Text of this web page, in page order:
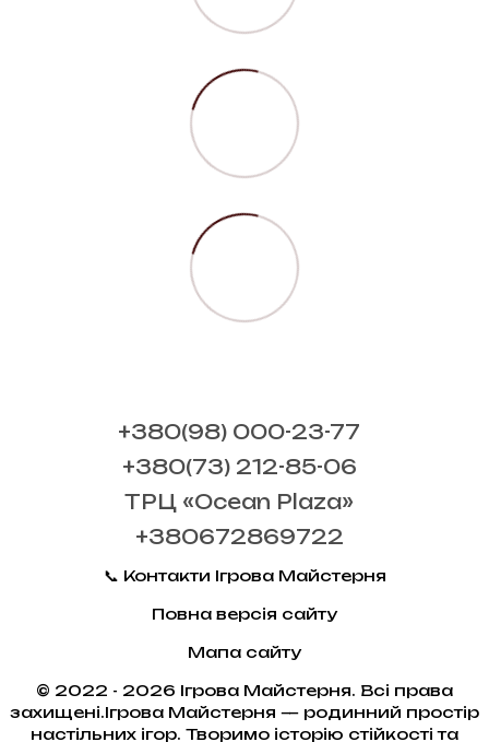
+380(98) 000-23-77
+380(73) 212-85-06
ТРЦ «Ocean Plaza»
+380672869722
📞 Контакти Ігрова Майстерня
Повна версія сайту
Мапа сайту
© 2022 - 2026 Ігрова Майстерня. Всі права
захищені.Ігрова Майстерня — родинний простір
настільних ігор. Творимо історію стійкості та